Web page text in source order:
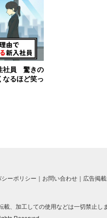
社員 驚きの
なるほど笑っ
ーポリシー お問い合わせ 広告掲
、加工しての使用などは一切禁止しま